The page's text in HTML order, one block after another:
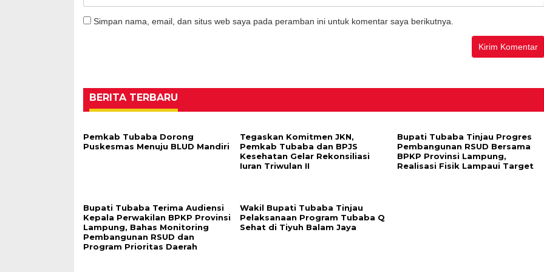
Simpan nama, email, dan situs web saya pada peramban ini untuk komentar saya berikutnya.
BERITA TERBARU
Pemkab Tubaba Dorong
Puskesmas Menuju BLUD Mandiri
Tegaskan Komitmen JKN,
Pemkab Tubaba dan BPJS
Kesehatan Gelar Rekonsiliasi
Iuran Triwulan II
Bupati Tubaba Tinjau Progres
Pembangunan RSUD Bersama
BPKP Provinsi Lampung,
Realisasi Fisik Lampaui Target
Bupati Tubaba Terima Audiensi
Kepala Perwakilan BPKP Provinsi
Lampung, Bahas Monitoring
Pembangunan RSUD dan
Program Prioritas Daerah
Wakil Bupati Tubaba Tinjau
Pelaksanaan Program Tubaba Q
Sehat di Tiyuh Balam Jaya